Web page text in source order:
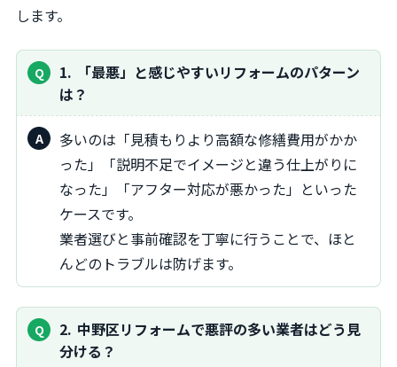
します。
1
「最悪」と感じやすいリフォームのパターン
は？
多いのは「見積もりより高額な修繕費用がかか
った」「説明不足でイメージと違う仕上がりに
なった」「アフター対応が悪かった」といった
ケースです。
業者選びと事前確認を丁寧に行うことで、ほと
んどのトラブルは防げます。
2 中野区リフォームで悪評の多い業者はどう見
分ける？